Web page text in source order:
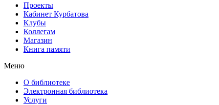
Проекты
Кабинет Курбатова
Клубы
Коллегам
Магазин
Книга памяти
Меню
О библиотеке
Электронная библиотека
Услуги